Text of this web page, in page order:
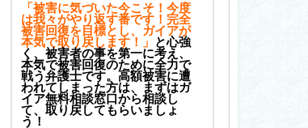
「被害に気づいた今こそ！今度
は我々がやり返す番です！完全
被害回復を目標とし、ガイアが
本気で取り戻します！」
と心強
く、被害者の事を第一に考え、
本気で被害回復のために全力で
戦う弁護士です。高額被害に遭
われてしまった方は、まずはガ
イア無料相談窓口から相談し
て、取り戻してもらいましょ
う！